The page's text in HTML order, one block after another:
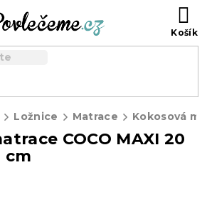
Ložnice Matrace
COCO MAXI 20
cm